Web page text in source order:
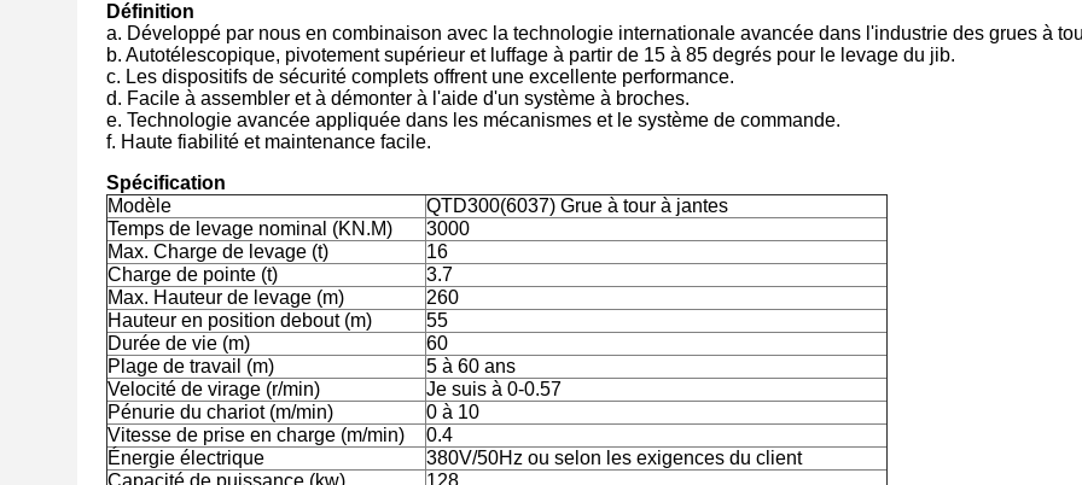
Définition
a. Développé par nous en combinaison avec la technologie internationale avancée dans l'industrie des grues à
b. Autotélescopique, pivotement supérieur et luffage à partir de 15 à 85 degrés pour le levage du jib.
c. Les dispositifs de sécurité complets offrent une excellente performance.
d. Facile à assembler et à démonter à l'aide d'un système à broches.
e. Technologie avancée appliquée dans les mécanismes et le système de commande.
f. Haute fiabilité et maintenance facile.
Spécification
Modèle
QTD300(6037) Grue à tour à jantes
Temps de levage nominal (KN.M)
3000
Max. Charge de levage (t)
16
Charge de pointe (t)
3.7
Max. Hauteur de levage (m)
260
Hauteur en position debout (m)
55
Durée de vie (m)
60
Plage de travail (m)
5 à 60 ans
Velocité de virage (r/min)
Je suis à 0-0.57
Pénurie du chariot (m/min)
0 à 10
Vitesse de prise en charge (m/min)
0.4
Énergie électrique
380V/50Hz ou selon les exigences du client
Capacité de puissance (kw)
128